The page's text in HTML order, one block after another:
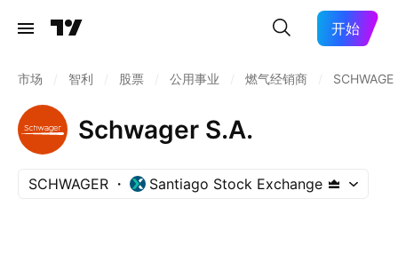
开始
市场 智利 股票 公用事业 燃气经销商
Schwager S.A.
SCHWAGER Santiago Stock Exchange